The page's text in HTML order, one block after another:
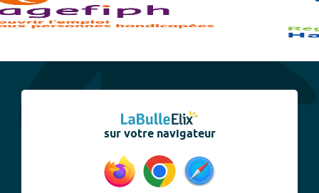
sur votre navigateur